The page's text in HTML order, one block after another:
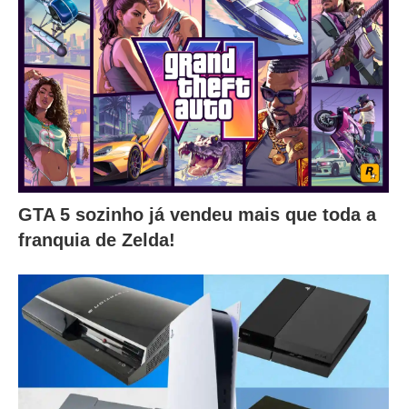
GTA 5 sozinho já vendeu mais que toda a
franquia de Zelda!